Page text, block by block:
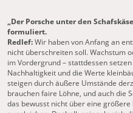
„Der Porsche unter den
formuliert.
Redlef:Wir haben von Anfang an
nicht überschreiten soll. Wachstum
im Vordergrund – stattdessen
Nachhaltigkeit und die Werte
steigen durch äußere Umstände
brauchen faire Löhne, und auch die
das bewusst nicht über eine